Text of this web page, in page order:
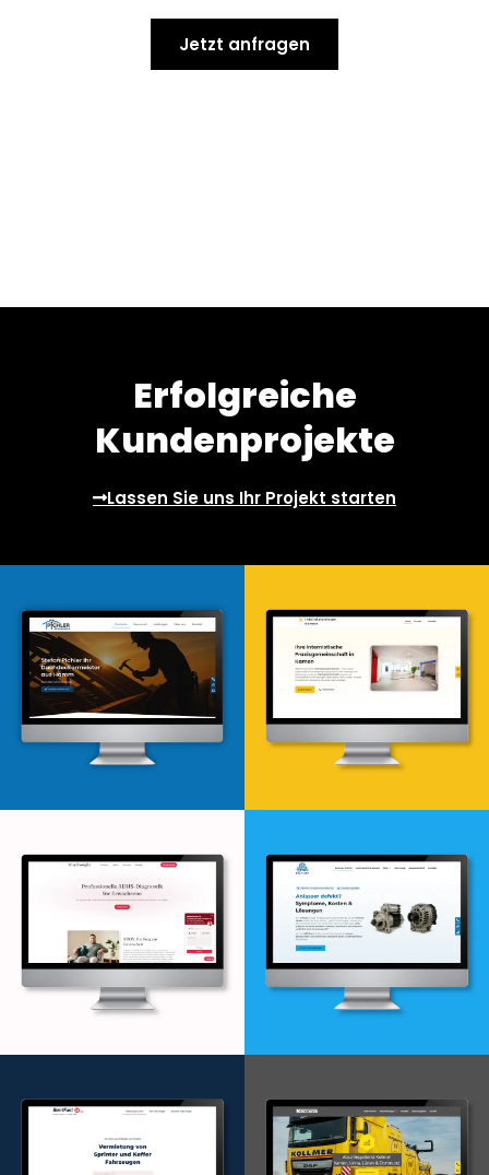
Jetzt anfragen
Erfolgreiche
Kundenprojekte
Lassen Sie uns Ihr Projekt starten
Webdesign & -entwicklung Webdesign & -entwicklung
Webdesign & -entwicklung Webdesign & -entwicklung